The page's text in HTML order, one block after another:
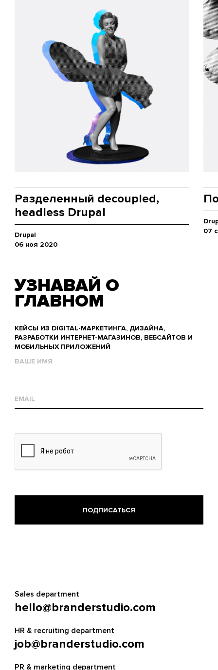
Разделенный decoupled,
headless Drupal
Drupal
06 ноя 2020
07
УЗНАВАЙ О
ГЛАВНОМ
КЕЙСЫ ИЗ DIGITAL-МАРКЕТИНГА, ДИЗАЙНА,
РАЗРАБОТКИ ИНТЕРНЕТ-МАГАЗИНОВ, ВЕБСАЙТОВ И
МОБИЛЬНЫХ ПРИЛОЖЕНИЙ
mail
Sales department
hello@branderstudio.com
HR & recruiting department
job@branderstudio.com
PR & marketing department